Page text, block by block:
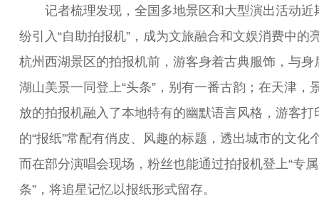
记者梳理发现，全国多地景区和大型演出活动近
纷引入“自助拍报机”，成为文旅融合和文娱消费中的
杭州西湖景区的拍报机前，游客身着古典服饰，与身
湖山美景一同登上“头条”，别有一番古韵；在天津，
放的拍报机融入了本地特有的幽默语言风格，游客打
的“报纸”常配有俏皮、风趣的标题，透出城市的文化
而在部分演唱会现场，粉丝也能通过拍报机登上“专
条”，将追星记忆以报纸形式留存。